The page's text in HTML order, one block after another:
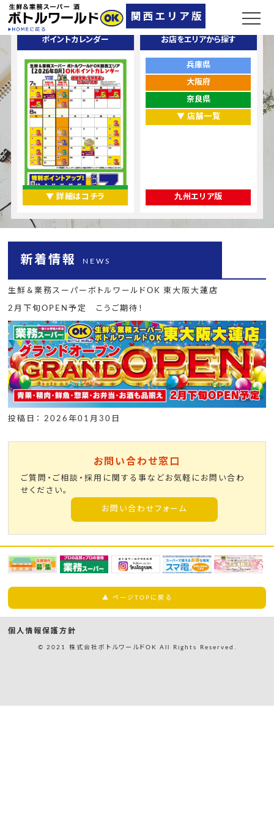
ポイントカレンダー
▼ 詳細はコチラ
お店をエリアから探す
兵庫県
大阪府
奈良県
▼ 店舗一覧
九州エリア版
新着情報 NEWS
生鮮＆業務スーパーボトルワールドOK 東大阪大蓮店
2月下旬OPEN予定 こうご期待！
投稿日： 2026年01月30日
お問い合わせ窓口
ご質問・ご相談・採用に関する事などお気軽にお問い合わ
せください。
お問い合わせフォーム
▲ ページTOPに戻る
個人情報保護方針
© 2021 株式会社ボトルワールドOK All Rights Reserved.